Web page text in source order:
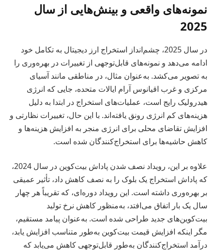
نمونه‌های واقعی و بینش‌هایی از سال
2025
در سال 2025، چشم‌انداز استخراج ارز دیجیتال به تکامل خود
ادامه می‌دهد و نمونه‌های قابل‌توجهی از تغییرات در بهره‌وری را
به تصویر می‌کشد. به‌عنوان مثال، در مناطقی مانند آسیای
مرکزی و غرب اقیانوس آرام ایالات متحده، جایی که انرژی
هیدرولیک رایج است، عملیات‌های استخراج در ابتدا به دلیل
هزینه‌های کم انرژی رونق یافته‌اند. با این حال، تغییرات نظارتی و
افزایش تقاضای محلی برای انرژی منجر به افزایش هزینه‌ها و
کاهش حاشیه‌ها برای استخراج‌کنندگان شده است.
علاوه بر این، رویداد نصف شدن پاداش بیت‌کوین در سال 2024،
که پاداش استخراج یک بلوک را به نصف کاهش داد، تأثیر عمیقی
بر بهره‌وری داشته است. این رویداد دوره‌ای، که تقریباً هر چهار
سال یک بار اتفاق می‌افتد، به‌منظور کاهش نرخ تولید
بیت‌کوین‌های جدید طراحی شده است. به‌عنوان پیامد مستقیم،
مگر اینکه افزایش قیمت بیت‌کوین به‌طور متناسب افزایش یابد،
درآمد استخراج‌کنندگان به‌طور قابل‌توجهی کاهش می‌یابد که